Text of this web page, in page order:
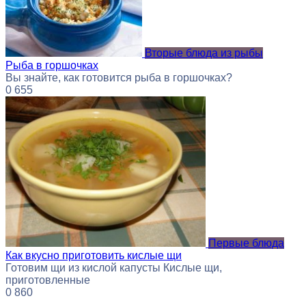
Вторые блюда из рыбы
Рыба в горшочках
Вы знайте, как готовится рыба в горшочках?
0 655
Первые блюда
Как вкусно приготовить кислые щи
Готовим щи из кислой капусты Кислые щи,
приготовленные
0 860